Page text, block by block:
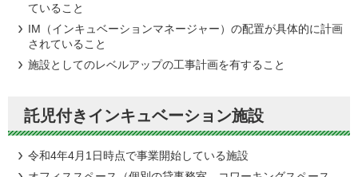
ていること
IM（インキュベーションマネージャー）の配置が具体的に計画
されていること
施設としてのレベルアップの工事計画を有すること
託児付きインキュベーション施設
令和4年4月1日時点で事業開始している施設